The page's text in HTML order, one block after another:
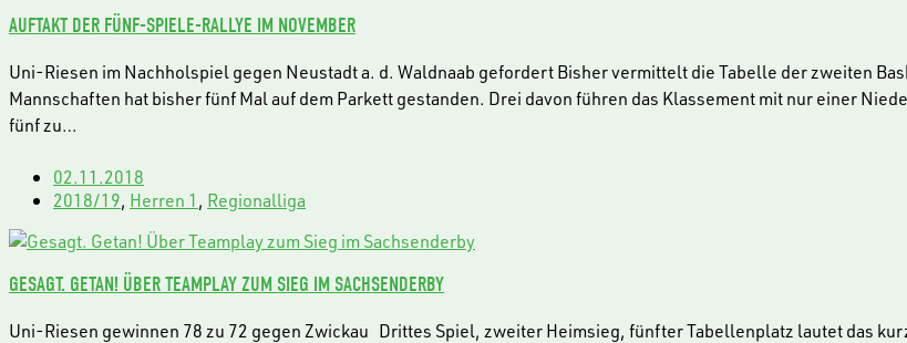
AUFTAKT DER FÜNF-SPIELE-RALLYE IM NOVEMBER
Uni-Riesen im Nachholspiel gegen Neustadt a. d. Waldnaab gefordert Bisher vermittelt die Tabelle der zweiten
Mannschaften hat bisher fünf Mal auf dem Parkett gestanden. Drei davon führen das Klassement mit nur einer
fünf zu…
02.11.2018
2018/19, Herren 1, Regionalliga
GESAGT. GETAN! ÜBER TEAMPLAY ZUM SIEG IM SACHSENDERBY
Uni-Riesen gewinnen 78 zu 72 gegen Zwickau Drittes Spiel, zweiter Heimsieg, fünfter Tabellenplatz lautet das